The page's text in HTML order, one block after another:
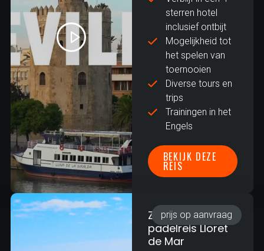
sterren hotel
inclusief ontbijt
Mogelijkheid tot
het spelen van
toernooien
Diverse tours en
trips
Trainingen in het
Engels
BEKIJK DEZE
REIS
prijs op aanvraag
Zakelijke
padelreis Lloret
de Mar